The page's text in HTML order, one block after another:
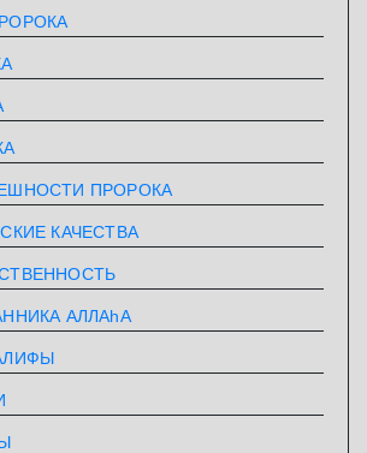
ПРОРОКА
КАЧЕСТВА
АЛЛАhА